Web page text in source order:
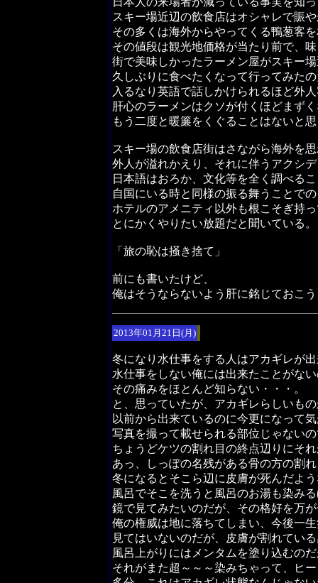
スキー場近辺の飲食店はオシャレで賑
その多くは海外からやってくる鴨葱客
その値段は観光地価格が当たり前で、
街で美味しかったラーメン屋がスキー
久しぶりに食べたくなって行ってみた
入るなり英語で話しかけられるほど外
肝心のラーメンはクソが付くほどまず
もう二度と暖簾をくぐることはないと
スキー場の飲食店街はさながら海外を
外人が溢れかえり、それに伴うアクシ
日本語はおろか、文化等を全く調べる
自国にいる時と同様の振る舞うことで
ホテルのアメニティ以外も根こそぎ持
とにかくやりたい放題だと聞いている。
「旅の恥は掻き捨て」
前にも書いたけど、
俺はそうならないよう肝に銘じておこ
2013年01月21日(月)
冬になり水仕事をする人はアカギレが
水仕事をしない俺には出来たことがな
その痛みをほとんど知らない・・・。
と、思っていたが、アカギレらしいも
以前から出来ているのに今更になって
写真を撮って載せられる部位じゃない
ちょうどケツの割れ目の終点辺りにそ
あっ、しっぽの名残がある骨の方の割
冬になるとそこら辺に皮膚が死んだよ
風呂でそこを洗うと風呂のお湯も染み
鏡で見てみたいのだが、その格好を万
俺の権威は地に落ちてしまい、今後一
見てはいないのだが、皮膚が割れてい
風呂上がりにはメンタムを塗り込むの
それがまた超～～～染みちゃって、ヒ